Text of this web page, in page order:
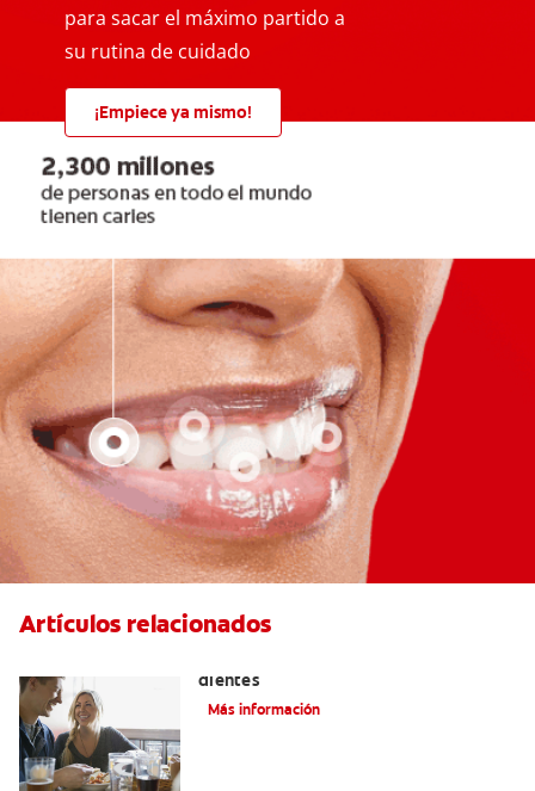
para sacar el máximo partido a
su rutina de cuidado
¡Empiece ya mismo!
Artículos relacionados
dientes
Más información